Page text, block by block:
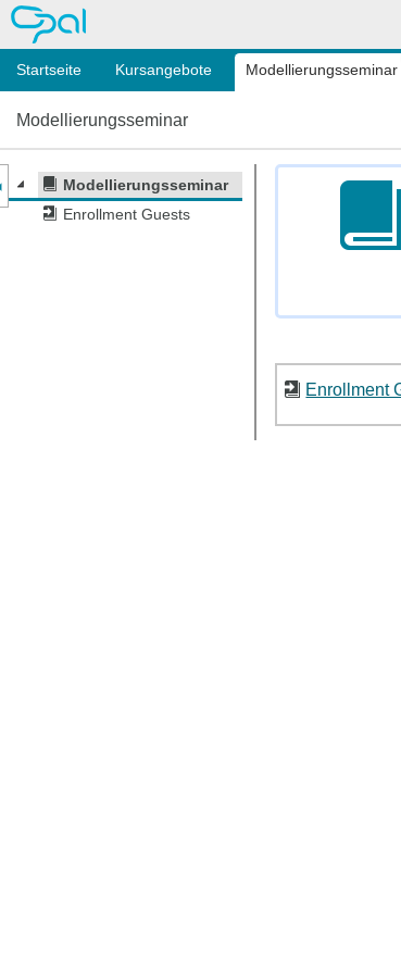
OPAL
Startseite Kursangebote Modellierungsseminar
Modellierungsseminar
Modellierungsseminar
Enrollment Guests
des Kursmenüs
Enrollment